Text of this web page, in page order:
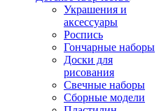
Украшения и
аксессуары
Роспись
Гончарные наборы
Доски для
рисования
Свечные наборы
Сборные модели